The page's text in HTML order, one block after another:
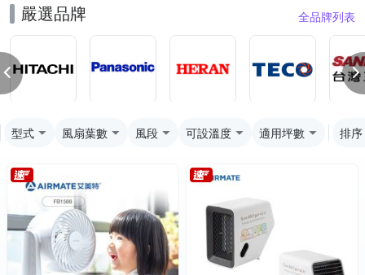
嚴選品牌 全品牌列表
型式 風扇葉數 風段 可設溫度 適用坪數 排序